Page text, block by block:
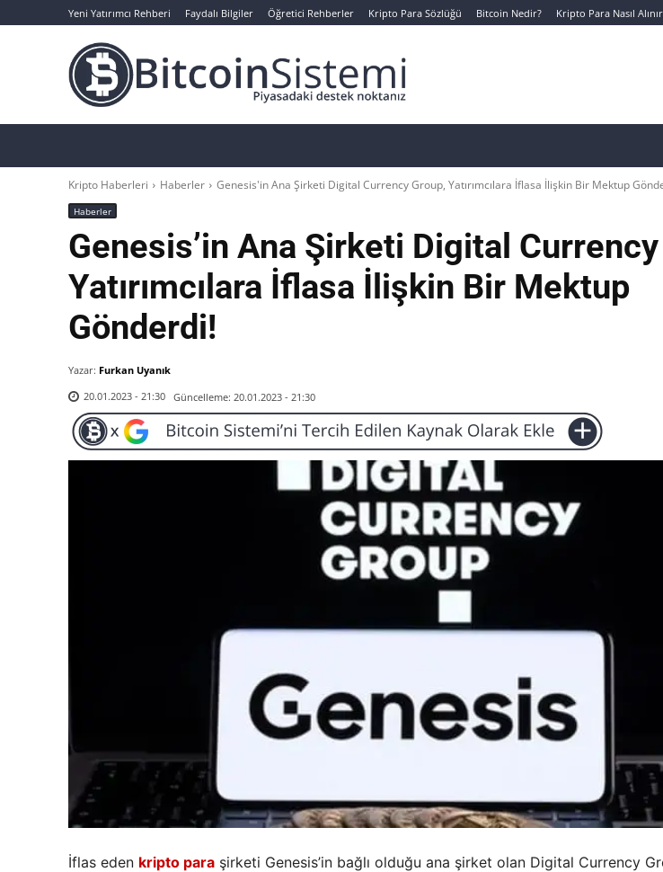
Yeni Yatırımcı Rehberi Faydalı Bilgiler Öğretici Rehberler Kripto Para Sözlüğü Bitcoin Nedir? Kripto Para Nasıl
Kripto Haberleri Haberler Genesis'in Ana Şirketi Digital Currency Group, Yatırımcılara İflasa İlişkin Bir Mektup
Haberler
Genesis’in Ana Şirketi Digital
Yatırımcılara İflasa İlişkin Bir Mektup
Gönderdi!
Yazar: Furkan Uyanık
20.01.2023 - 21:30 Güncelleme: 20.01.2023 - 21:30
İflas eden kripto para şirketi Genesis’in bağlı olduğu ana şirket olan Digital Currency